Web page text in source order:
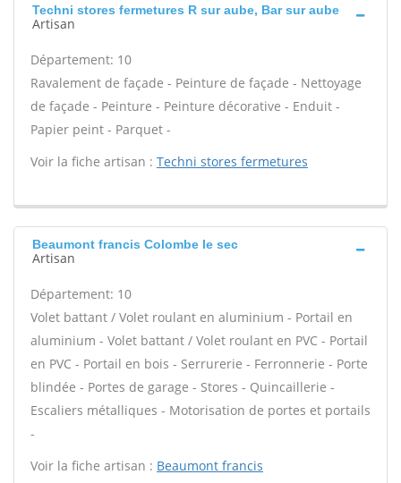
Techni stores fermetures R sur aube, Bar sur aube
Artisan
Département: 10
Ravalement de façade - Peinture de façade - Nettoyage
de façade - Peinture - Peinture décorative - Enduit -
Papier peint - Parquet -
Voir la fiche artisan : Techni stores fermetures
Beaumont francis Colombe le sec
Artisan
Département: 10
Volet battant / Volet roulant en aluminium - Portail en
aluminium - Volet battant / Volet roulant en PVC - Portail
en PVC - Portail en bois - Serrurerie - Ferronnerie - Porte
blindée - Portes de garage - Stores - Quincaillerie -
Escaliers métalliques - Motorisation de portes et portails
-
Voir la fiche artisan : Beaumont francis